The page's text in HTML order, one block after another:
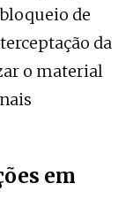
de
da
o material
em